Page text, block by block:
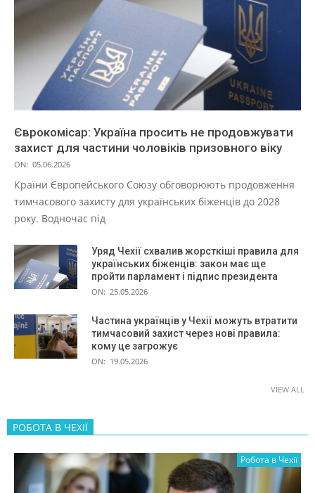
Єврокомісар: Україна просить не продовжувати
захист для частини чоловіків призовного віку
ON: 05.06.2026
Країни Європейського Союзу обговорюють продовження
тимчасового захисту для українських біженців до 2028
року. Водночас під
Уряд Чехії схвалив жорсткіші правила для
українських біженців: закон має ще
пройти парламент і підпис президента
ON: 25.05.2026
Частина українців у Чехії можуть втратити
тимчасовий захист через нові правила:
кому це загрожує
ON: 19.05.2026
VIEW ALL
РОБОТА В ЧЕХІЇ
Робота в Чехії